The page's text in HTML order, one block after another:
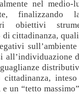
nel medio-
obiettivi
cittadinanza,
all’individuazione
inteso
un “tetto